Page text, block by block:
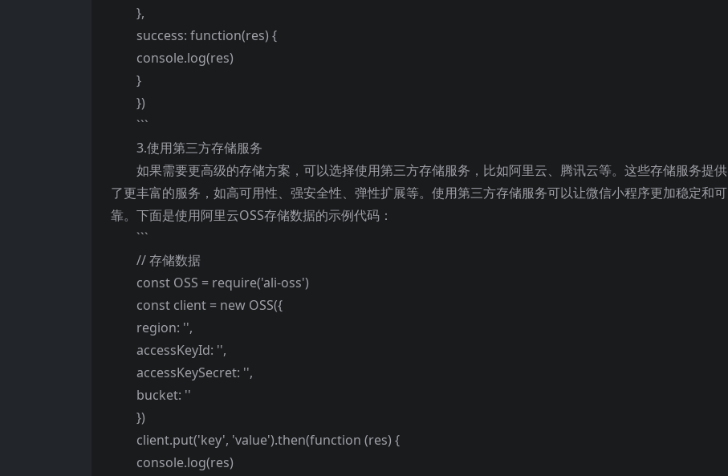
},
success: function(res) {
console.log(res)
}
})
```
3.使用第三方存储服务
如果需要更高级的存储方案，可以选择使用第三方存储服务，比如阿里云、腾讯云等。这些存储服务提供
了更丰富的服务，如高可用性、强安全性、弹性扩展等。使用第三方存储服务可以让微信小程序更加稳定和可
靠。下面是使用阿里云OSS存储数据的示例代码：
```
// 存储数据
const OSS = require('ali-oss')
const client = new OSS({
region: '',
accessKeyId: '',
accessKeySecret: '',
bucket: ''
})
client.put('key', 'value').then(function (res) {
console.log(res)